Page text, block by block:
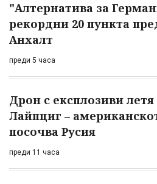
"Алтернатива за
рекордни 20 пункта
Анхалт
преди 5 часа
Дрон с експлозиви
Лайпциг –
посочва Русия
преди 11 часа